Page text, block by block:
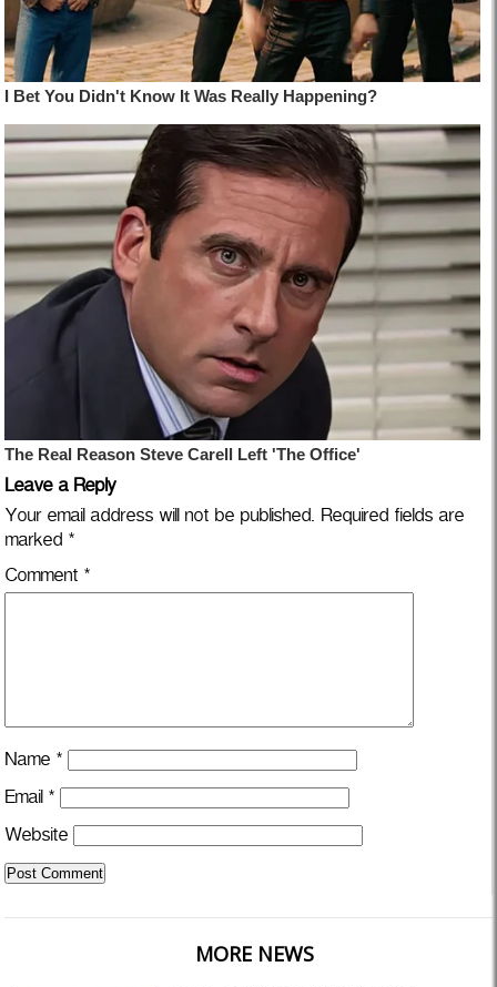
Leave a Reply
Your email address will not be published. Required fields are
marked *
Comment *
Name *
Email *
Website
MORE NEWS